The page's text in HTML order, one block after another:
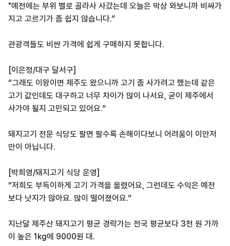
"예전에는 부위 별로 골라사 사갔는데 오늘은 막상 와보니까 비싸가
지고 고르기가 좀 쉽지 않습니다.”
관광객들도 비싼 가격에 쉽게 구매하지 못합니다.
[이은정/대구 달서구]
“그래도 이왕이면 제주도 왔으니까 고기 좀 사가려고 했는데 같은
고기 값인데도 대구하고 너무 차이가 많이 나서요, 굳이 제주에서
사가야 될지 고민되고 있어요.”
돼지고기 전문 식당도 팔면 팔수록 손해이다보니 어려움이 이만저
만이 아닙니다.
[박희영/돼지고기 식당 운영]
“저희도 부득이하게 고기 가격을 올렸어요, 그런데도 수익은 예전
보다 낫지가 않아요. 많이 떨어졌어요.”
지난달 제주산 돼지고기 평균 경락가는 전국 평균보다 3천 원 가까
이 높은 1kg에 9000원 대.